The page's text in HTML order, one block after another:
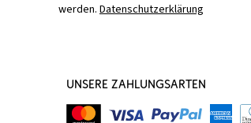
werden. Datenschutzerklärung
UNSERE ZAHLUNGSARTEN